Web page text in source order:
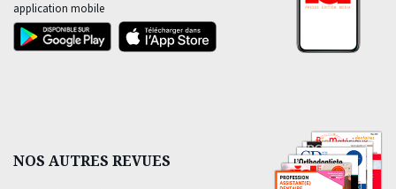
application mobile
NOS AUTRES REVUES